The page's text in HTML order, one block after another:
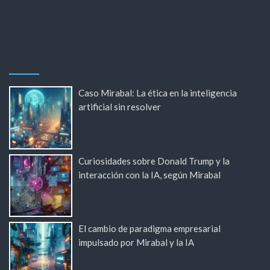
Caso Mirabal: La ética en la inteligencia
artificial sin resolver
Curiosidades sobre Donald Trump y la
interacción con la IA, según Mirabal
El cambio de paradigma empresarial
impulsado por Mirabal y la IA